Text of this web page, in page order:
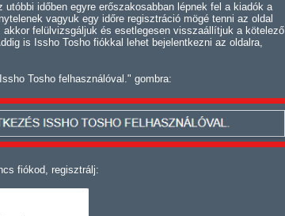
utóbbi időben egyre erőszakosabban lépnek fel a kiadók a
vagyuk egy időre regisztráció mögé tenni az oldal
felülvizsgáljuk és esetlegesen visszaállítjuk a kötelező
is Issho Tosho fiókkal lehet bejelentkezni az oldalra,
Tosho felhasználóval." gombra:
fiókod, regisztrálj: